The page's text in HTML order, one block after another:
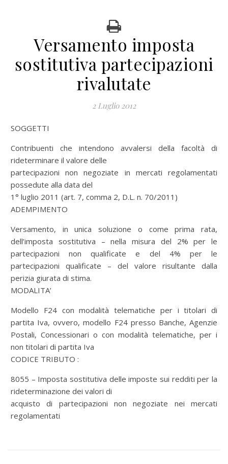
Versamento imposta
sostitutiva partecipazioni
rivalutate
2 Luglio 2012
SOGGETTI
Contribuenti che intendono avvalersi della facoltà di
rideterminare il valore delle
partecipazioni non negoziate in mercati regolamentati
possedute alla data del
1° luglio 2011 (art. 7, comma 2, D.L. n. 70/2011)
ADEMPIMENTO
Versamento, in unica soluzione o come prima rata,
dell’imposta sostitutiva – nella misura del 2% per le
partecipazioni non qualificate e del 4% per le
partecipazioni qualificate – del valore risultante dalla
perizia giurata di stima.
MODALITA’
Modello F24 con modalità telematiche per i titolari di
partita Iva, ovvero, modello F24 presso Banche, Agenzie
Postali, Concessionari o con modalità telematiche, per i
non titolari di partita Iva
CODICE TRIBUTO :
8055 – Imposta sostitutiva delle imposte sui redditi per la
rideterminazione dei valori di
acquisto di partecipazioni non negoziate nei mercati
regolamentati